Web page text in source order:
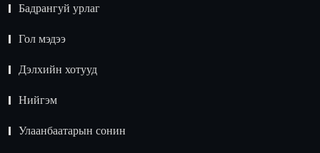
Бадрангуй урлаг
Гол мэдээ
Дэлхийн хотууд
Нийгэм
Улаанбаатарын сонин